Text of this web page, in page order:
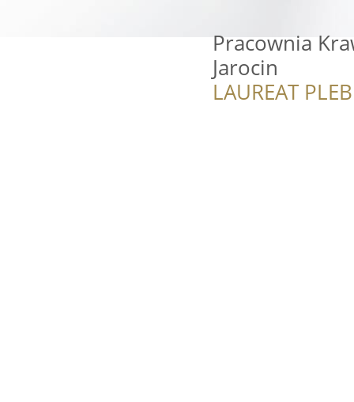
Pracownia
Jarocin
LAUREAT